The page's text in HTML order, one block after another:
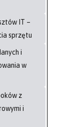
IT –
sprzętu
i
w
z
i